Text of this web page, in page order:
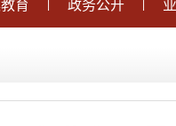
育 政务公开